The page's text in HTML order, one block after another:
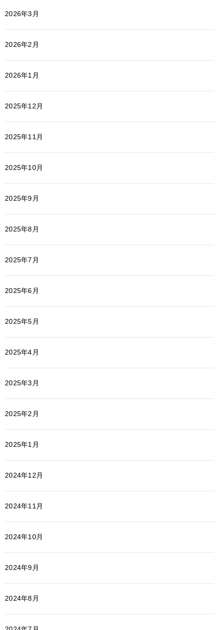
2026年3月
2026年2月
2026年1月
2025年12月
2025年11月
2025年10月
2025年9月
2025年8月
2025年7月
2025年6月
2025年5月
2025年4月
2025年3月
2025年2月
2025年1月
2024年12月
2024年11月
2024年10月
2024年9月
2024年8月